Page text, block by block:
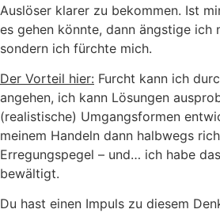
Auslöser klarer zu bekommen. Ist
es gehen könnte, dann ängstige ich
sondern ich fürchte mich.
Der Vorteil hier: Furcht kann ich
angehen, ich kann Lösungen
(realistische) Umgangsformen
meinem Handeln dann halbwegs
Erregungspegel – und… ich habe
bewältigt.
Du hast einen Impuls zu diesem